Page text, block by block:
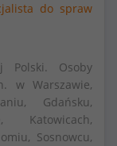
do spraw
Polski. Osoby
w Warszawie,
Gdańsku,
Katowicach,
Sosnowcu,